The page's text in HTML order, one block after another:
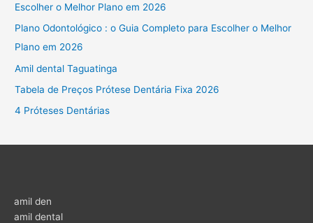
Escolher o Melhor Plano em 2026
Plano Odontológico : o Guia Completo para Escolher o Melhor
Plano em 2026
Amil dental Taguatinga
Tabela de Preços Prótese Dentária Fixa 2026
4 Próteses Dentárias
amil den
amil dental